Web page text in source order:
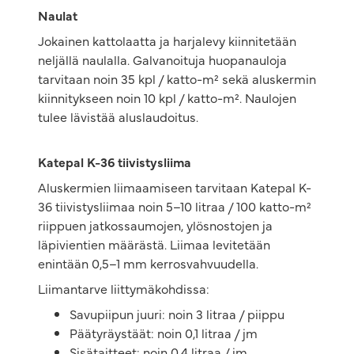
Naulat
Jokainen kattolaatta ja harjalevy kiinnitetään
neljällä naulalla. Galvanoituja huopanauloja
tarvitaan noin 35 kpl / katto-m² sekä aluskermin
kiinnitykseen noin 10 kpl / katto-m². Naulojen
tulee lävistää aluslaudoitus.
Katepal K-36 tiivistysliima
Aluskermien liimaamiseen tarvitaan Katepal K-
36 tiivistysliimaa noin 5–10 litraa / 100 katto-m²
riippuen jatkossaumojen, ylösnostojen ja
läpivientien määrästä. Liimaa levitetään
enintään 0,5–1 mm kerrosvahvuudella.
Liimantarve liittymäkohdissa:
Savupiipun juuri: noin 3 litraa / piippu
Päätyräystäät: noin 0,1 litraa / jm